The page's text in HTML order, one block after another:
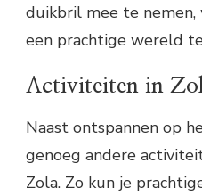
duikbril mee te
een prachtige wereld
Activiteiten in
Naast ontspannen op
genoeg andere
Zola. Zo kun je